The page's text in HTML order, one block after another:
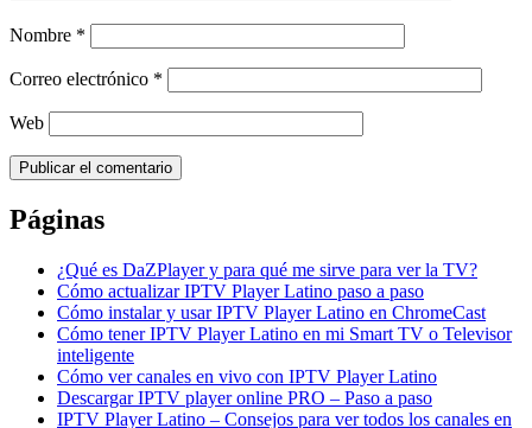
Nombre *
Correo electrónico *
Web
Páginas
¿Qué es DaZPlayer y para qué me sirve para ver la TV?
Cómo actualizar IPTV Player Latino paso a paso
Cómo instalar y usar IPTV Player Latino en ChromeCast
Cómo tener IPTV Player Latino en mi Smart TV o Televisor
inteligente
Cómo ver canales en vivo con IPTV Player Latino
Descargar IPTV player online PRO – Paso a paso
IPTV Player Latino – Consejos para ver todos los canales en